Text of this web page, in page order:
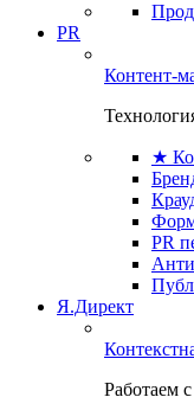
PR
Контент-
★
PR
Я.Директ
Работаем